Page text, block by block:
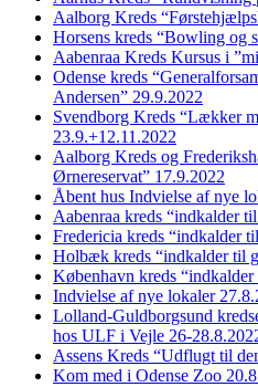
Aalborg Kreds
Horsens kreds “Bowling og
Aabenraa Kreds Kursus i
Odense kreds
Andersen” 29.9.2022
Svendborg Kreds “Lækker
23.9.+12.11.2022
Aalborg Kreds og
Ørnereservat” 17.9.2022
Åbent hus Indvielse af nye
Aabenraa kreds “indkalder
Fredericia kreds “indkalder
Holbæk kreds “indkalder til
København kreds
Indvielse af nye lokaler
Lolland-Guldborgsund
hos ULF i Vejle 26-
Assens Kreds “Udflugt til
Kom med i Odense Zoo